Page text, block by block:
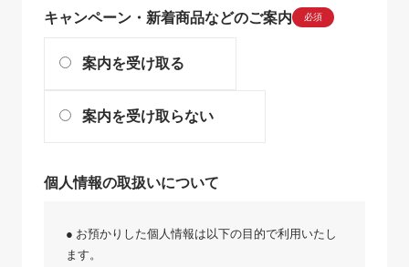
キャンペーン・新着商品などのご案内 必須
案内を受け取る
案内を受け取らない
個人情報の取扱いについて
● お預かりした個人情報は以下の目的で利用いたし
ます。